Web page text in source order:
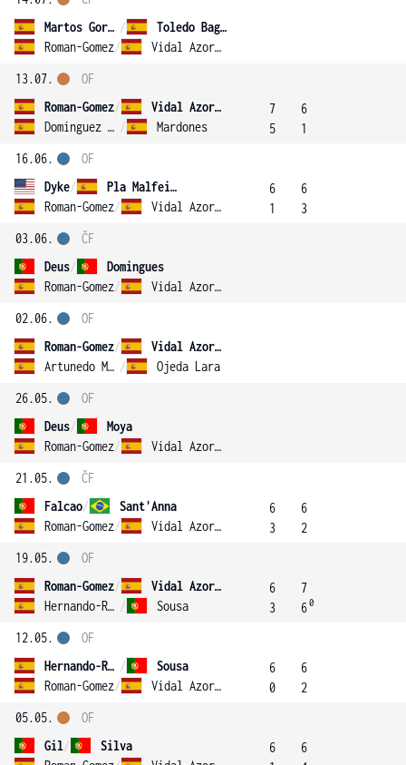
Martos Gornes /
Toledo Bague
Roman-Gomez/ Vidal Azorin
13.07.
Roman-Gomez/
Vidal Azorin
Dominguez Soto / Mardones
OF
7
5
6
1
16.06.
Dyke/
Pla Malfeito
Roman-Gomez/ Vidal Azorin
OF
6
1
6
3
03.06.
Deus/
Domingues
Roman-Gomez/ Vidal Azorin
ČF
02.06.
Roman-Gomez/
Vidal Azorin
Artunedo Martinavarr / Ojeda Lara
OF
26.05.
Deus/
Moya
Roman-Gomez/ Vidal Azorin
OF
21.05.
Falcao/
Sant'Anna
Roman-Gomez/ Vidal Azorin
ČF
6
3
6
2
19.05.
Roman-Gomez/
Vidal Azorin
Hernando-Ruano / Sousa
OF
6
3
7
60
12.05.
Hernando-Ruano /
Sousa
Roman-Gomez/ Vidal Azorin
OF
6
0
6
2
05.05.
Gil/
Silva
OF
6
6